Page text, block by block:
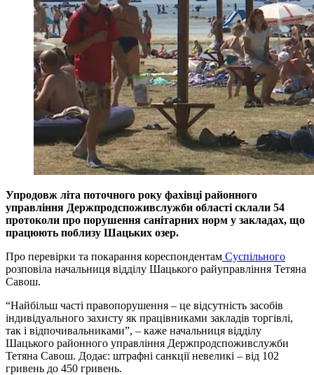
Упродовж літа поточного року фахівці районного
управління Держпродспоживслужби області склали 54
протоколи про порушення санітарних норм у закладах, що
працюють поблизу Шацьких озер.
Про перевірки та покарання кореспондентам Суспільного
розповіла начальниця відділу Шацького райуправління Тетяна
Савош.
“Найбільш часті правопорушення – це відсутність засобів
індивідуального захисту як працівниками закладів торгівлі,
так і відпочивальниками”, – каже начальниця відділу
Шацького районного управління Держпродспоживслужби
Тетяна Савош. Додає: штрафні санкції невеликі – від 102
гривень до 450 гривень.